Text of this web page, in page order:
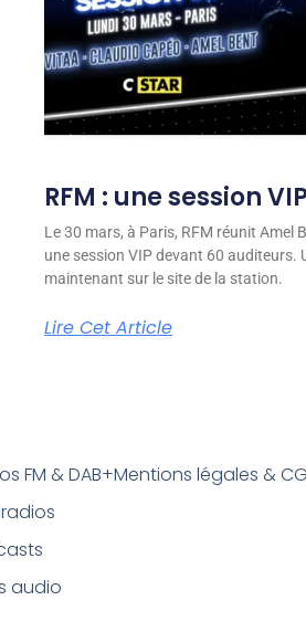
RFM : une session
Le 30 mars, à Paris, RFM réunit Amel
une session VIP devant 60 auditeurs.
maintenant sur le site de la station.
Lire Cet Article
FM & DAB+
audio
Mentions légales &